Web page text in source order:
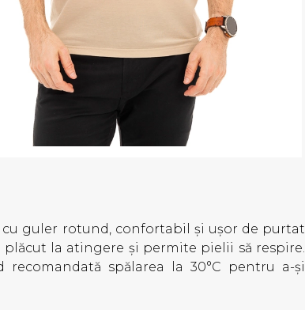
cu guler rotund, confortabil și ușor de purtat
plăcut la atingere și permite pielii să respire.
recomandată spălarea la 30°C pentru a-și